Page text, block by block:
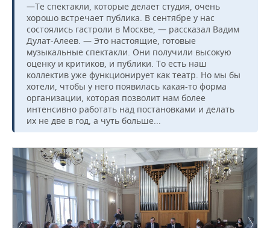
—Те спектакли, которые делает студия, очень
хорошо встречает публика. В сентябре у нас
состоялись гастроли в Москве, — рассказал Вадим
Дулат-Алеев. — Это настоящие, готовые
музыкальные спектакли. Они получили высокую
оценку и критиков, и публики. То есть наш
коллектив уже функционирует как театр. Но мы бы
хотели, чтобы у него появилась какая-то форма
организации, которая позволит нам более
интенсивно работать над постановками и делать
их не две в год, а чуть больше...